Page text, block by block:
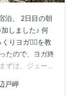
泊、 2日目の朝
しました♪ 何
りヨガ🧘‍♀️を教
たので、ヨガ終
ずは、ジューシ
日も天気は微
戸岬